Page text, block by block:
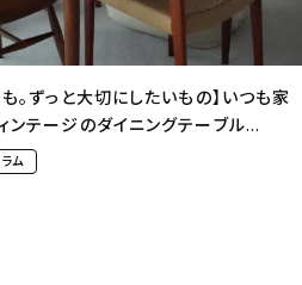
。ずっと大切にしたいもの】いつも家
ンテージのダイニングテーブル
ム